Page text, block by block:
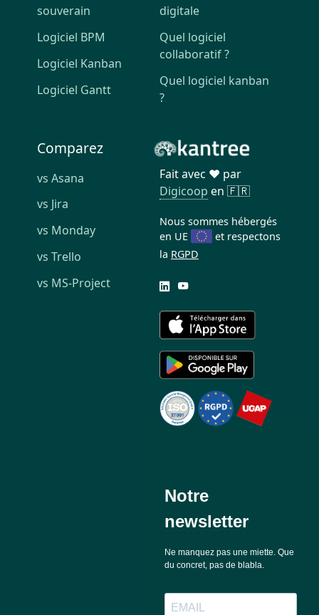
souverain
Logiciel BPM
Logiciel Kanban
Logiciel Gantt
digitale
Quel logiciel
collaboratif ?
Quel logiciel kanban
?
Comparez
vs Asana
vs Jira
vs Monday
vs Trello
vs MS-Project
Fait avec ❤️ par
Digicoop en 🇫🇷
Nous sommes hébergés
en UE
et respectons
la RGPD